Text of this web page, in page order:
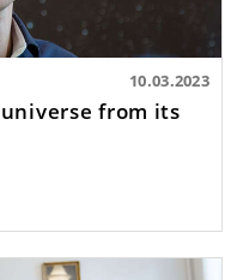
10.03.2023
from its